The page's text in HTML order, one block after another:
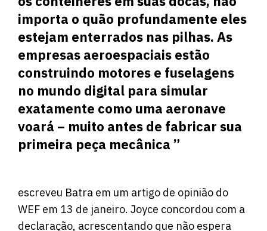
importa o quão profundamente eles
estejam enterrados nas pilhas. As
empresas aeroespaciais estão
construindo motores e fuselagens
no mundo digital para simular
exatamente como uma aeronave
voará – muito antes de fabricar sua
primeira peça mecânica ”
escreveu Batra em um artigo de opinião do
WEF em 13 de janeiro. Joyce concordou com a
declaração, acrescentando que não espera